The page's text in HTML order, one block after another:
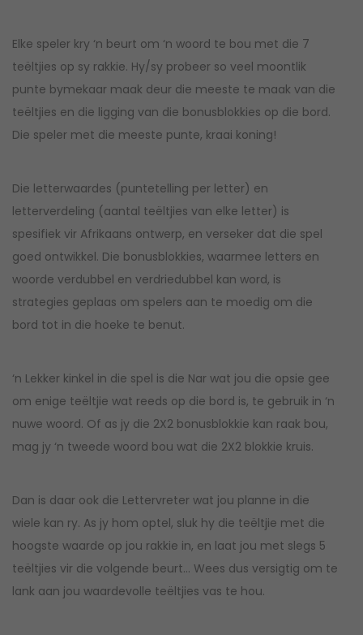
Elke speler kry ‘n beurt om ‘n woord te bou met die 7
teëltjies op sy rakkie. Hy/sy probeer so veel moontlik
punte bymekaar maak deur die meeste te maak van die
teëltjies en die ligging van die bonusblokkies op die bord.
Die speler met die meeste punte, kraai koning!
Die letterwaardes (puntetelling per letter) en
letterverdeling (aantal teëltjies van elke letter) is
spesifiek vir Afrikaans ontwerp, en verseker dat die spel
goed ontwikkel. Die bonusblokkies, waarmee letters en
woorde verdubbel en verdriedubbel kan word, is
strategies geplaas om spelers aan te moedig om die
bord tot in die hoeke te benut.
‘n Lekker kinkel in die spel is die Nar wat jou die opsie gee
om enige teëltjie wat reeds op die bord is, te gebruik in ‘n
nuwe woord. Of as jy die 2X2 bonusblokkie kan raak bou,
mag jy ‘n tweede woord bou wat die 2X2 blokkie kruis.
Dan is daar ook die Lettervreter wat jou planne in die
wiele kan ry. As jy hom optel, sluk hy die teëltjie met die
hoogste waarde op jou rakkie in, en laat jou met slegs 5
teëltjies vir die volgende beurt… Wees dus versigtig om te
lank aan jou waardevolle teëltjies vas te hou.